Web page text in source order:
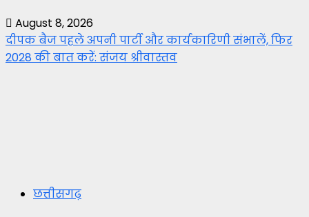
August 8, 2026
दीपक बैज पहले अपनी पार्टी और कार्यकारिणी संभालें, फिर
2028 की बात करें: संजय श्रीवास्तव
छत्तीसगढ़